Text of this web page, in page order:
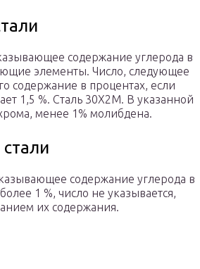
содержание углерода в
элементы. Число, следующее
содержание в процентах, если
1,5 %. Сталь 30Х2М. В указанной
менее 1% молибдена.
содержание углерода в
1 %, число не указывается,
их содержания.